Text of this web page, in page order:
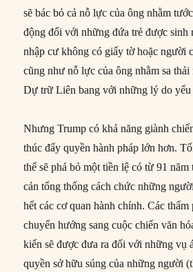
sẽ bác bỏ cả nỗ lực của ông nhằm
động đối với những đứa trẻ được sinh
nhập cư không có giấy tờ hoặc người
cũng như nỗ lực của ông nhằm sa
Dự trữ Liên bang với những lý do yếu
Nhưng Trump có khả năng giành
thúc đẩy quyền hành pháp lớn hơn.
thể sẽ phá bỏ một tiền lệ có từ 91
cản tổng thống cách chức những
hết các cơ quan hành chính. Các thẩm
chuyển hướng sang cuộc chiến văn
kiến sẽ được đưa ra đối với những vụ
quyền sở hữu súng của những người